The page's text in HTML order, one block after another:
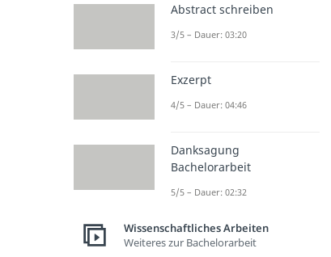
Abstract schreiben
3/5 – Dauer: 03:20
Exzerpt
4/5 – Dauer: 04:46
Danksagung
Bachelorarbeit
5/5 – Dauer: 02:32
Wissenschaftliches Arbeiten
Weiteres zur Bachelorarbeit